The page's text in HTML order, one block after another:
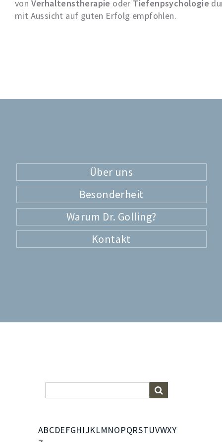
von Verhaltenstherapie oder Tiefenpsychologie
mit Aussicht auf guten Erfolg empfohlen.
Über uns
Besonderheit
Warum Dr. Golling?
Kontakt
ABCDEFGHIJKLMNOPQRSTUVWXY